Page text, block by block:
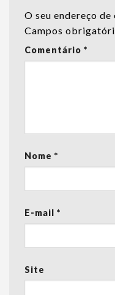
O seu endereço
Campos
Comentário *
Nome *
E-mail *
Site